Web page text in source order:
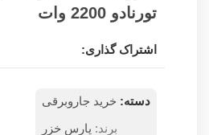
تورنادو 2200 وات
اشتراک گذاری:
دسته: خرید جاروبرقی
برند: پارس خزر